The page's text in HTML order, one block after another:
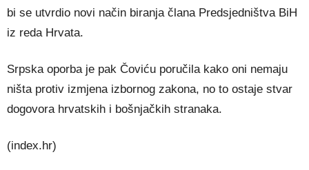
bi se utvrdio novi način biranja člana Predsjedništva BiH
iz reda Hrvata.
Srpska oporba je pak Čoviću poručila kako oni nemaju
ništa protiv izmjena izbornog zakona, no to ostaje stvar
dogovora hrvatskih i bošnjačkih stranaka.
(index.hr)